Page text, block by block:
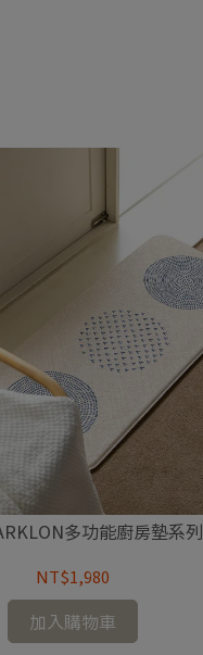
多功能廚房墊系列
NT$1,980
加入購物車